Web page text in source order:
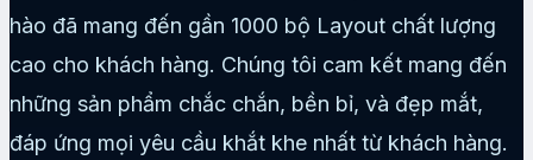
hào đã mang đến gần 1000 bộ Layout chất lượng
cao cho khách hàng. Chúng tôi cam kết mang đến
những sản phẩm chắc chắn, bền bỉ, và đẹp mắt,
đáp ứng mọi yêu cầu khắt khe nhất từ khách hàng.